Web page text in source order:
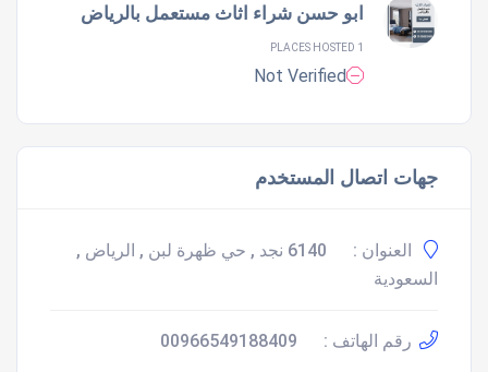
ابو حسن شراء اثاث مستعمل بالرياض
1 PLACES HOSTED
Not Verified
جهات اتصال المستخدم
العنوان :
6140 نجد , حي ظهرة لبن , الرياض ,
السعودية
رقم الهاتف : 00966549188409